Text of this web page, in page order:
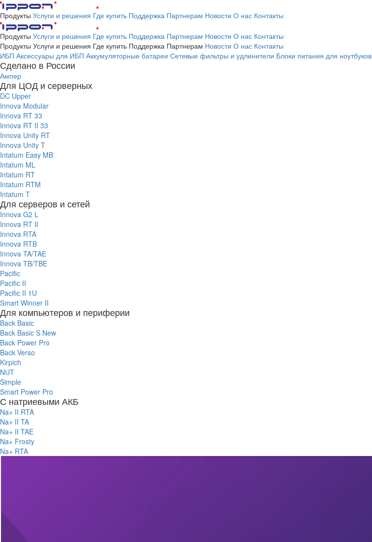
Продукты Услуги и решения Где купить Поддержка Партнерам Новости О нас Контакты
Продукты Услуги и решения Где купить Поддержка Партнерам Новости О нас Контакты
Продукты Услуги и решения Где купить Поддержка Партнерам Новости О нас Контакты
ИБП Аксессуары для ИБП Аккумуляторные батареи Сетевые фильтры и удлинители Блоки питания для ноутбуков
Сделано в России
Ампер
Для ЦОД и серверных
DC Upper
Innova Modular
Innova RT 33
Innova RT II 33
Innova Unity RT
Innova Unity T
Intatum Easy MB
Intatum ML
Intatum RT
Intatum RTM
Intatum T
Для серверов и сетей
Innova G2 L
Innova RT II
Innova RTA
Innova RTB
Innova TA/TAE
Innova TB/TBE
Pacific
Pacific II
Pacific II 1U
Smart Winner II
Для компьютеров и периферии
Back Basic
Back Basic S New
Back Power Pro
Back Verso
Kirpich
NUT
Simple
Smart Power Pro
С натриевыми АКБ
Na+ II RTA
Na+ II TA
Na+ II TAE
Na+ Frosty
Na+ RTA